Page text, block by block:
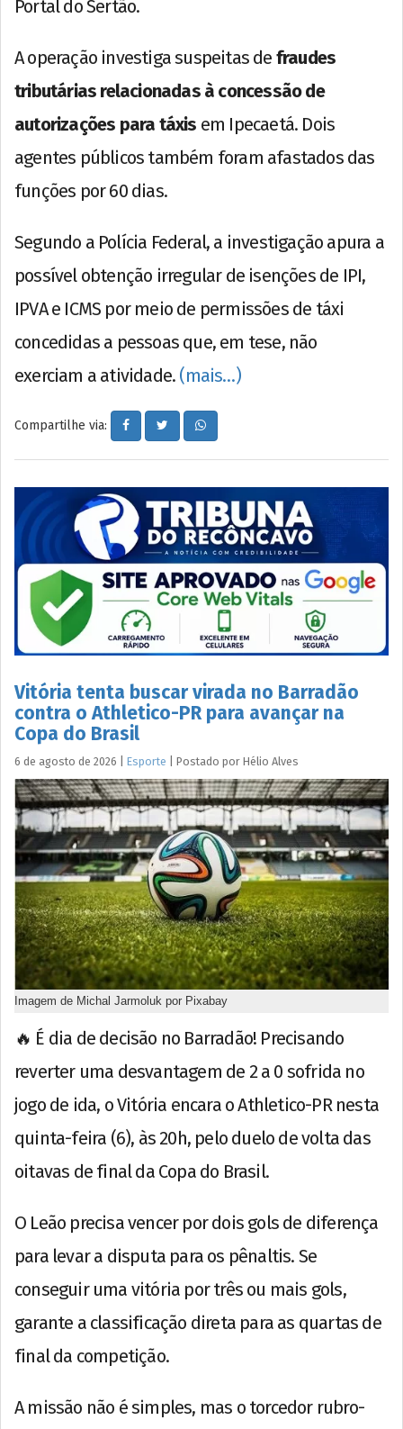
Portal do Sertão.
A operação investiga suspeitas de fraudes
tributárias relacionadas à concessão de
autorizações para táxis em Ipecaetá. Dois
agentes públicos também foram afastados das
funções por 60 dias.
Segundo a Polícia Federal, a investigação apura a
possível obtenção irregular de isenções de IPI,
IPVA e ICMS por meio de permissões de táxi
concedidas a pessoas que, em tese, não
exerciam a atividade. (mais…)
Compartilhe via:
Vitória tenta buscar virada no Barradão
contra o Athletico-PR para avançar na
Copa do Brasil
6 de agosto de 2026 Esporte Postado por Hélio Alves
Imagem de Michal Jarmoluk por Pixabay
🔥 É dia de decisão no Barradão! Precisando
reverter uma desvantagem de 2 a 0 sofrida no
jogo de ida, o Vitória encara o Athletico-PR nesta
quinta-feira (6), às 20h, pelo duelo de volta das
oitavas de final da Copa do Brasil.
O Leão precisa vencer por dois gols de diferença
para levar a disputa para os pênaltis. Se
conseguir uma vitória por três ou mais gols,
garante a classificação direta para as quartas de
final da competição.
A missão não é simples, mas o torcedor rubro-